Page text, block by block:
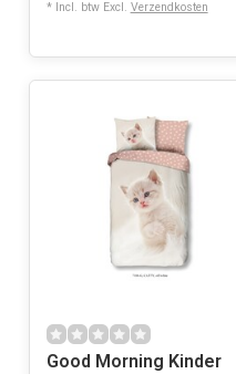
* Incl. btw Excl. Verzendkosten
Good Morning Kinder